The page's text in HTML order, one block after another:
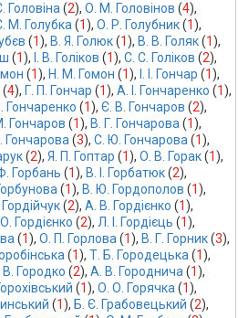
Головіна (2), О. М. Головінов (4),
М. Голубка (1), О. Р. Голубник (1),
(1), В. Я. Голюк (1), В. В. Голяк (1),
(1), І. В. Голіков (1), С. С. Голіков (2),
(1), Н. М. Гомон (1), І. І. Гончар (1),
(4), Г. П. Гончар (1), А. І. Гончаренко (1),
Гончаренко (1), Є. В. Гончаров (2),
Гончаров (1), В. Г. Гончарова (1),
Гончарова (3), С. Ю. Гончарова (1),
(2), Я. П. Гоптар (1), О. В. Горак (1),
Горбань (1), В. І. Горбатюк (2),
(1), В. Ю. Гордополов (1),
Гордійчук (2), А. В. Гордієнко (1),
Гордієнко (2), Л. І. Гордієць (1),
(1), О. П. Горлова (1), В. Г. Горник (3),
(1), Т. Б. Городецька (1),
Городко (2), А. В. Городнича (1),
(1), О. О. Горячка (1),
(1), Б. Є. Грабовецький (2),